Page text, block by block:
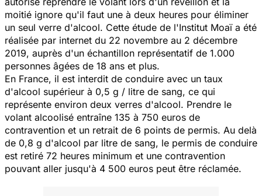
moitié ignore qu'il faut une à deux heures pour éliminer
un seul verre d'alcool. Cette étude de l'Institut Moaï a été
réalisée par internet du 22 novembre au 2 décembre
2019, auprès d'un échantillon représentatif de 1.000
personnes âgées de 18 ans et plus.
En France, il est interdit de conduire avec un taux
d'alcool supérieur à 0,5 g / litre de sang, ce qui
représente environ deux verres d'alcool. Prendre le
volant alcoolisé entraîne 135 à 750 euros de
contravention et un retrait de 6 points de permis. Au delà
de 0,8 g d'alcool par litre de sang, le permis de conduire
est retiré 72 heures minimum et une contravention
pouvant aller jusqu'à 4 500 euros peut être réclamée.